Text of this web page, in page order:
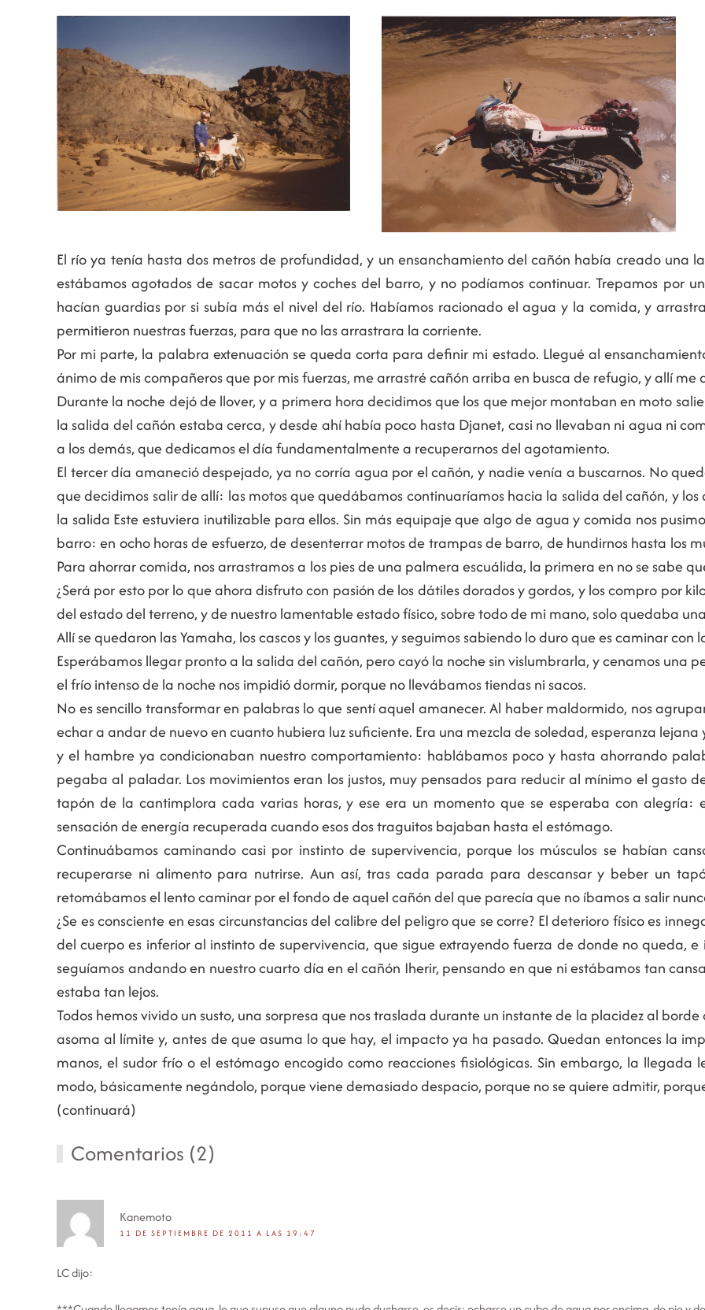
El río ya tenía hasta dos metros de profundidad, y un ensanchamiento del cañón había creado una
estábamos agotados de sacar motos y coches del barro, y no podíamos continuar. Trepamos por
hacían guardias por si subía más el nivel del río. Habíamos racionado el agua y la comida, y
permitieron nuestras fuerzas, para que no las arrastrara la corriente.
Por mi parte, la palabra extenuación se queda corta para definir mi estado. Llegué al
ánimo de mis compañeros que por mis fuerzas, me arrastré cañón arriba en busca de refugio, y allí me
Durante la noche dejó de llover, y a primera hora decidimos que los que mejor montaban en moto
la salida del cañón estaba cerca, y desde ahí había poco hasta Djanet, casi no llevaban ni agua ni
a los demás, que dedicamos el día fundamentalmente a recuperarnos del agotamiento.
El tercer día amaneció despejado, ya no corría agua por el cañón, y nadie venía a buscarnos. No
que decidimos salir de allí: las motos que quedábamos continuaríamos hacia la salida del cañón, y los
la salida Este estuviera inutilizable para ellos. Sin más equipaje que algo de agua y comida nos
barro: en ocho horas de esfuerzo, de desenterrar motos de trampas de barro, de hundirnos hasta los
Para ahorrar comida, nos arrastramos a los pies de una palmera escuálida, la primera en no se sabe
¿Será por esto por lo que ahora disfruto con pasión de los dátiles dorados y gordos, y los compro por
del estado del terreno, y de nuestro lamentable estado físico, sobre todo de mi mano, solo quedaba
Allí se quedaron las Yamaha, los cascos y los guantes, y seguimos sabiendo lo duro que es caminar con
Esperábamos llegar pronto a la salida del cañón, pero cayó la noche sin vislumbrarla, y cenamos una
el frío intenso de la noche nos impidió dormir, porque no llevábamos tiendas ni sacos.
No es sencillo transformar en palabras lo que sentí aquel amanecer. Al haber maldormido, nos
echar a andar de nuevo en cuanto hubiera luz suficiente. Era una mezcla de soledad, esperanza
y el hambre ya condicionaban nuestro comportamiento: hablábamos poco y hasta ahorrando
pegaba al paladar. Los movimientos eran los justos, muy pensados para reducir al mínimo el gasto
tapón de la cantimplora cada varias horas, y ese era un momento que se esperaba con
sensación de energía recuperada cuando esos dos traguitos bajaban hasta el estómago.
Continuábamos caminando casi por instinto de supervivencia, porque los músculos se habían
recuperarse ni alimento para nutrirse. Aun así, tras cada parada para descansar y beber un
retomábamos el lento caminar por el fondo de aquel cañón del que parecía que no íbamos a salir
¿Se es consciente en esas circunstancias del calibre del peligro que se corre? El deterioro físico es
del cuerpo es inferior al instinto de supervivencia, que sigue extrayendo fuerza de donde no queda,
seguíamos andando en nuestro cuarto día en el cañón Iherir, pensando en que ni estábamos tan
estaba tan lejos.
Todos hemos vivido un susto, una sorpresa que nos traslada durante un instante de la placidez al
asoma al límite y, antes de que asuma lo que hay, el impacto ya ha pasado. Quedan entonces la
manos, el sudor frío o el estómago encogido como reacciones fisiológicas. Sin embargo, la
modo, básicamente negándolo, porque viene demasiado despacio, porque no se quiere admitir,
(continuará)
Comentarios (2)
Kanemoto
11 DE SEPTIEMBRE DE 2011 A LAS 19:47
LC dijo: